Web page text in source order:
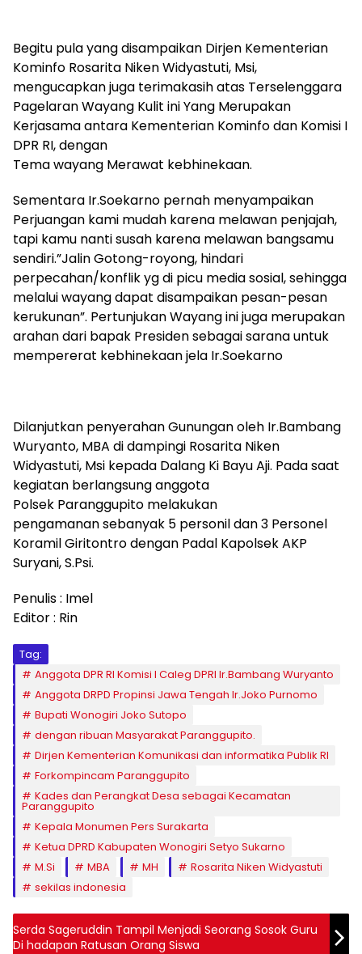
Begitu pula yang disampaikan Dirjen Kementerian
Kominfo Rosarita Niken Widyastuti, Msi,
mengucapkan juga terimakasih atas Terselenggara
Pagelaran Wayang Kulit ini Yang Merupakan
Kerjasama antara Kementerian Kominfo dan Komisi I
DPR RI, dengan
Tema wayang Merawat kebhinekaan.
Sementara Ir.Soekarno pernah menyampaikan
Perjuangan kami mudah karena melawan penjajah,
tapi kamu nanti susah karena melawan bangsamu
sendiri.”Jalin Gotong-royong, hindari
perpecahan/konflik yg di picu media sosial, sehingga
melalui wayang dapat disampaikan pesan-pesan
kerukunan”. Pertunjukan Wayang ini juga merupakan
arahan dari bapak Presiden sebagai sarana untuk
mempererat kebhinekaan jela Ir.Soekarno
Dilanjutkan penyerahan Gunungan oleh Ir.Bambang
Wuryanto, MBA di dampingi Rosarita Niken
Widyastuti, Msi kepada Dalang Ki Bayu Aji. Pada saat
kegiatan berlangsung anggota
Polsek Paranggupito melakukan
pengamanan sebanyak 5 personil dan 3 Personel
Koramil Giritontro dengan Padal Kapolsek AKP
Suryani, S.Psi.
Penulis : Imel
Editor : Rin
Tag:
Anggota DPR RI Komisi I Caleg DPRI Ir.Bambang Wuryanto
Anggota DRPD Propinsi Jawa Tengah Ir.Joko Purnomo
Bupati Wonogiri Joko Sutopo
dengan ribuan Masyarakat Paranggupito.
Dirjen Kementerian Komunikasi dan informatika Publik RI
Forkompincam Paranggupito
Kades dan Perangkat Desa sebagai Kecamatan
Paranggupito
Kepala Monumen Pers Surakarta
Ketua DPRD Kabupaten Wonogiri Setyo Sukarno
M.Si
MBA MH
Rosarita Niken Widyastuti
sekilas indonesia
Serda Sageruddin Tampil Menjadi Seorang Sosok Guru
Di hadapan Ratusan Orang Siswa